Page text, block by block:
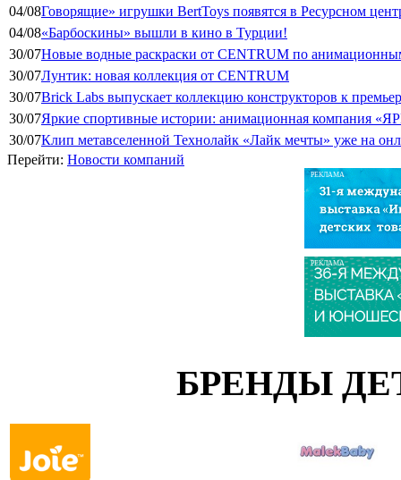
04/08Говорящие» игрушки BertToys появятся в Ресурсном
04/08«Барбоскины» вышли в кино в Турции!
30/07Новые водные раскраски от CENTRUM по
30/07Лунтик: новая коллекция от CENTRUM
30/07Brick Labs выпускает коллекцию конструкторов к
30/07Яркие спортивные истории: анимационная компания
30/07Клип метавселенной Технолайк «Лайк мечты» уже на
Перейти: Новости компаний
РЕКЛАМА
РЕКЛАМА
БРЕНДЫ